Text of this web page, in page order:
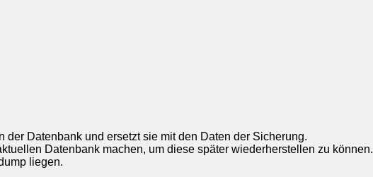
Datenbank und ersetzt sie mit den Daten der Sicherung.
Datenbank machen, um diese später wiederherstellen zu können.
liegen.